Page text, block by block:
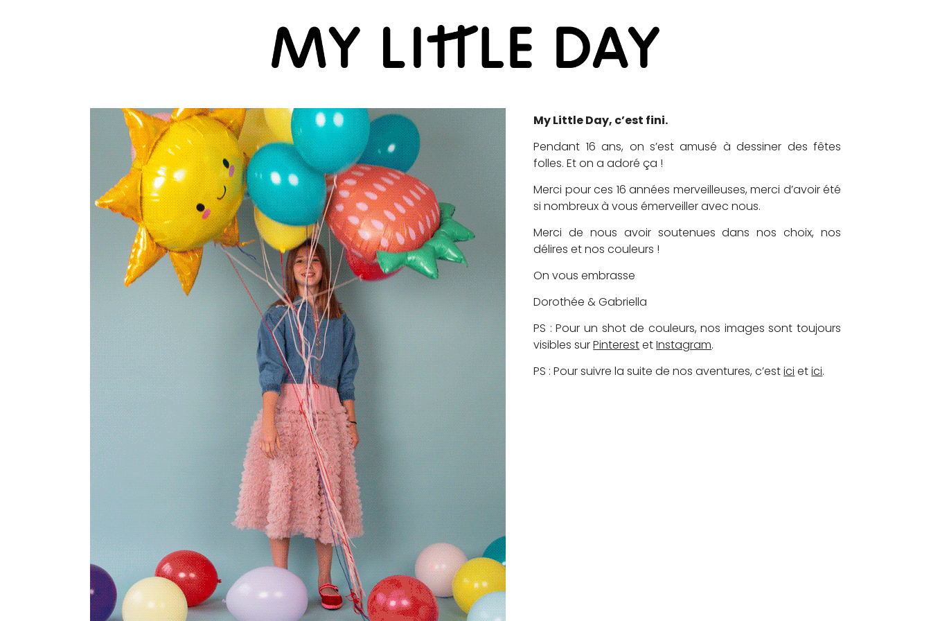
My Little Day, c’est fini.
Pendant 16 ans, on s’est amusé à dessiner des fêtes
folles. Et on a adoré ça !
Merci pour ces 16 années merveilleuses, merci d’avoir été
si nombreux à vous émerveiller avec nous.
Merci de nous avoir soutenues dans nos choix, nos
délires et nos couleurs !
On vous embrasse
Dorothée & Gabriella
PS : Pour un shot de couleurs, nos images sont toujours
visibles surPinterestetInstagram.
PS : Pour suivre la suite de nos aventures, c’estici etici.